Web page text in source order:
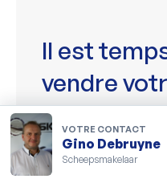
VOTRE CONTACT
Gino Debruyne
Scheepsmakelaar
Il est
vendre
Avec plus de 30 ans
savons mieux que
idéal.